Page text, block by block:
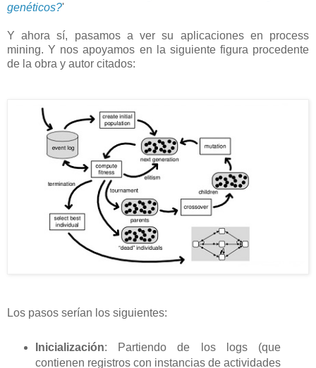
genéticos?'
Y ahora sí, pasamos a ver su aplicaciones en process
mining. Y nos apoyamos en la siguiente figura procedente
de la obra y autor citados:
Los pasos serían los siguientes:
Inicialización: Partiendo de los logs (que
contienen registros con instancias de actividades